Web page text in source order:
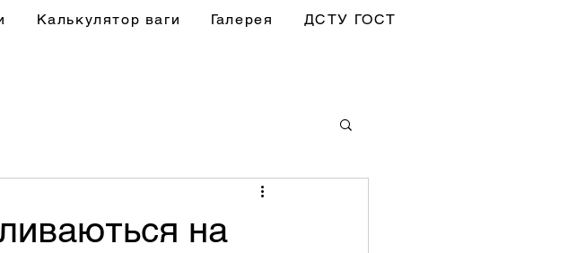
Калькулятор ваги Галерея ДСТУ ГОСТ
на